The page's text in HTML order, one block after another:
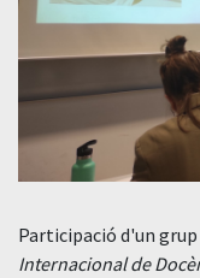
Participació d'un
Internacional de